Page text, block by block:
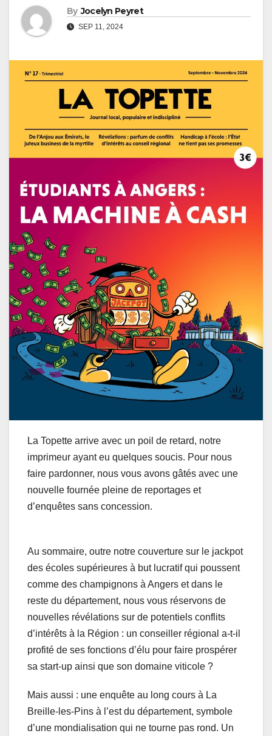
By Jocelyn Peyret
SEP 11, 2024
La Topette arrive avec un poil de retard, notre
imprimeur ayant eu quelques soucis. Pour nous
faire pardonner, nous vous avons gâtés avec une
nouvelle fournée pleine de reportages et
d’enquêtes sans concession.
Au sommaire, outre notre couverture sur le jackpot
des écoles supérieures à but lucratif qui poussent
comme des champignons à Angers et dans le
reste du département, nous vous réservons de
nouvelles révélations sur de potentiels conflits
d’intérêts à la Région : un conseiller régional a-t-il
profité de ses fonctions d’élu pour faire prospérer
sa start-up ainsi que son domaine viticole ?
Mais aussi : une enquête au long cours à La
Breille-les-Pins à l’est du département, symbole
d’une mondialisation qui ne tourne pas rond. Un